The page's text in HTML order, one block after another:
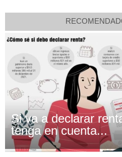
Si va a declarar
tenga en cuenta...